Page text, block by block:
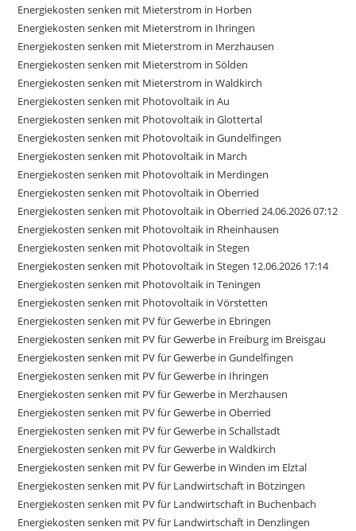
Energiekosten senken mit Mieterstrom in Horben
Energiekosten senken mit Mieterstrom in Ihringen
Energiekosten senken mit Mieterstrom in Merzhausen
Energiekosten senken mit Mieterstrom in Sölden
Energiekosten senken mit Mieterstrom in Waldkirch
Energiekosten senken mit Photovoltaik in Au
Energiekosten senken mit Photovoltaik in Glottertal
Energiekosten senken mit Photovoltaik in Gundelfingen
Energiekosten senken mit Photovoltaik in March
Energiekosten senken mit Photovoltaik in Merdingen
Energiekosten senken mit Photovoltaik in Oberried
Energiekosten senken mit Photovoltaik in Oberried 24.06.2026 07:12
Energiekosten senken mit Photovoltaik in Rheinhausen
Energiekosten senken mit Photovoltaik in Stegen
Energiekosten senken mit Photovoltaik in Stegen 12.06.2026 17:14
Energiekosten senken mit Photovoltaik in Teningen
Energiekosten senken mit Photovoltaik in Vörstetten
Energiekosten senken mit PV für Gewerbe in Ebringen
Energiekosten senken mit PV für Gewerbe in Freiburg im Breisgau
Energiekosten senken mit PV für Gewerbe in Gundelfingen
Energiekosten senken mit PV für Gewerbe in Ihringen
Energiekosten senken mit PV für Gewerbe in Merzhausen
Energiekosten senken mit PV für Gewerbe in Oberried
Energiekosten senken mit PV für Gewerbe in Schallstadt
Energiekosten senken mit PV für Gewerbe in Waldkirch
Energiekosten senken mit PV für Gewerbe in Winden im Elztal
Energiekosten senken mit PV für Landwirtschaft in Bötzingen
Energiekosten senken mit PV für Landwirtschaft in Buchenbach
Energiekosten senken mit PV für Landwirtschaft in Denzlingen